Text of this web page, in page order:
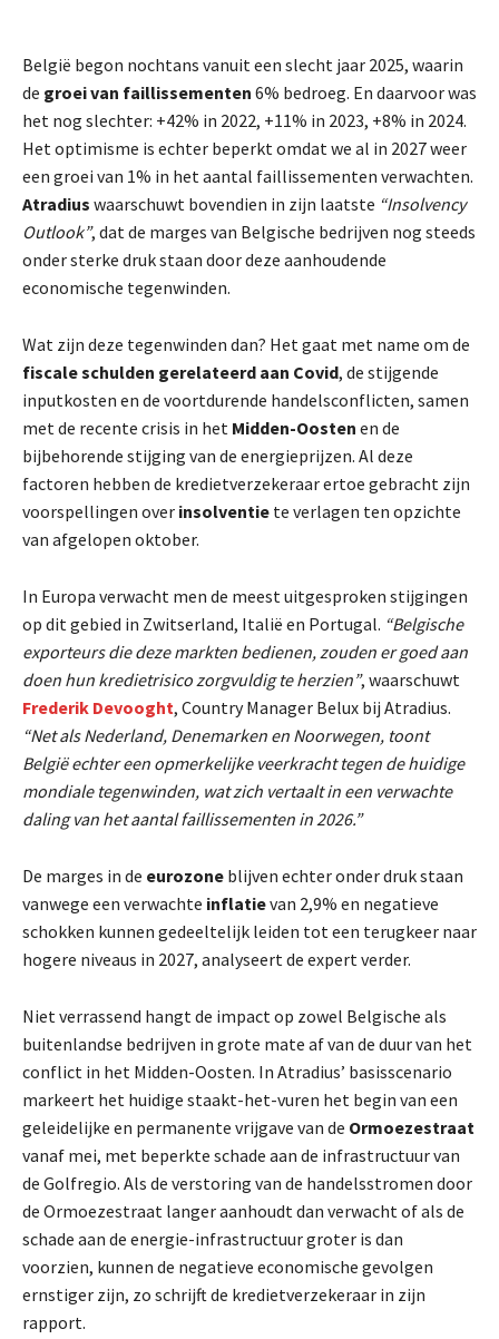
België begon nochtans vanuit een slecht jaar 2025, waarin
de groei van faillissementen 6% bedroeg. En daarvoor was
het nog slechter: +42% in 2022, +11% in 2023, +8% in 2024.
Het optimisme is echter beperkt omdat we al in 2027 weer
een groei van 1% in het aantal faillissementen verwachten.
Atradius waarschuwt bovendien in zijn laatste “Insolvency
Outlook”, dat de marges van Belgische bedrijven nog steeds
onder sterke druk staan door deze aanhoudende
economische tegenwinden.
Wat zijn deze tegenwinden dan? Het gaat met name om de
fiscale schulden gerelateerd aan Covid, de stijgende
inputkosten en de voortdurende handelsconflicten, samen
met de recente crisis in het Midden-Oosten en de
bijbehorende stijging van de energieprijzen. Al deze
factoren hebben de kredietverzekeraar ertoe gebracht zijn
voorspellingen over insolventie te verlagen ten opzichte
van afgelopen oktober.
In Europa verwacht men de meest uitgesproken stijgingen
op dit gebied in Zwitserland, Italië en Portugal. “Belgische
exporteurs die deze markten bedienen, zouden er goed aan
doen hun kredietrisico zorgvuldig te herzien”, waarschuwt
Frederik Devooght, Country Manager Belux bij Atradius.
“Net als Nederland, Denemarken en Noorwegen, toont
België echter een opmerkelijke veerkracht tegen de huidige
mondiale tegenwinden, wat zich vertaalt in een verwachte
daling van het aantal faillissementen in 2026.”
De marges in de eurozone blijven echter onder druk staan
vanwege een verwachte inflatievan 2,9% en negatieve
schokken kunnen gedeeltelijk leiden tot een terugkeer naar
hogere niveaus in 2027, analyseert de expert verder.
Niet verrassend hangt de impact op zowel Belgische als
buitenlandse bedrijven in grote mate af van de duur van het
conflict in het Midden-Oosten. In Atradius’ basisscenario
markeert het huidige staakt-het-vuren het begin van een
geleidelijke en permanente vrijgave van de Ormoezestraat
vanaf mei, met beperkte schade aan de infrastructuur van
de Golfregio. Als de verstoring van de handelsstromen door
de Ormoezestraat langer aanhoudt dan verwacht of als de
schade aan de energie-infrastructuur groter is dan
voorzien, kunnen de negatieve economische gevolgen
ernstiger zijn, zo schrijft de kredietverzekeraar in zijn
rapport.